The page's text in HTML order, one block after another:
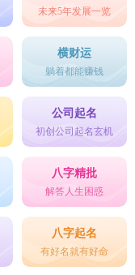
未来5年发展一览
横财运
躺着都能赚钱
公司起名
初创公司起名玄机
八字精批
解答人生困惑
八字起名
有好名就有好命